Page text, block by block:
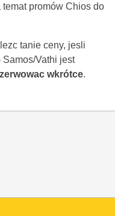
promów Chios do
tanie ceny, jesli
Vathi jest
wkrótce.